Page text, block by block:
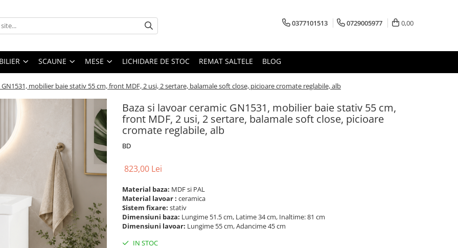
0377101513 0729005977 0,00
SCAUNE MESE LICHIDARE DE STOC REMAT SALTELE BLOG
GN1531, mobilier baie stativ 55 cm, front MDF, 2 usi, 2 sertare, balamale soft close, picioare cromate reglabile, alb
Baza si lavoar ceramic GN1531, mobilier baie stativ 55 cm,
front MDF, 2 usi, 2 sertare, balamale soft close, picioare
cromate reglabile, alb
BD
823,00 Lei
Material baza: MDF si PAL
Material lavoar : ceramica
Sistem fixare: stativ
Dimensiuni baza: Lungime 51.5 cm, Latime 34 cm, Inaltime: 81 cm
Dimensiuni lavoar: Lungime 55 cm, Adancime 45 cm
IN STOC